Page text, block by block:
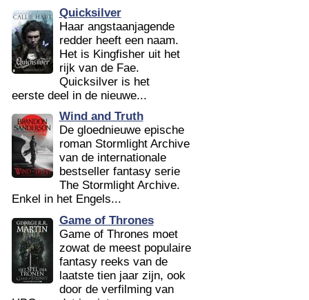
Quicksilver
Haar angstaanjagende
redder heeft een naam.
Het is Kingfisher uit het
rijk van de Fae.
Quicksilver is het
eerste deel in de nieuwe...
Wind and Truth
De gloednieuwe epische
roman Stormlight Archive
van de internationale
bestseller fantasy serie
The Stormlight Archive.
Enkel in het Engels...
Game of Thrones
Game of Thrones moet
zowat de meest populaire
fantasy reeks van de
laatste tien jaar zijn, ook
door de verfilming van